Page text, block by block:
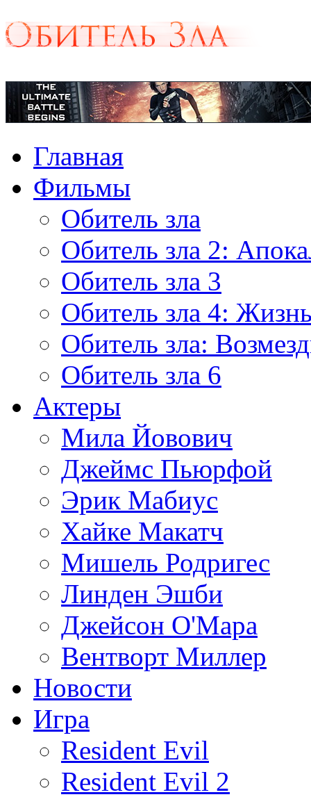
Главная
Фильмы
Обитель зла
Обитель зла 2:
Обитель зла 3
Обитель зла 4:
Обитель зла:
Обитель зла 6
Актеры
Мила Йовович
Джеймс Пьюрфой
Эрик Мабиус
Хайке Макатч
Мишель Родригес
Линден Эшби
Джейсон О'Мара
Вентворт Миллер
Новости
Игра
Resident Evil
Resident Evil 2